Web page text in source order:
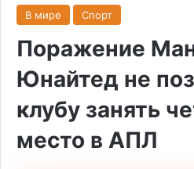
В мире Спорт
Поражение
Юнайтед не
клубу занять
место в АПЛ